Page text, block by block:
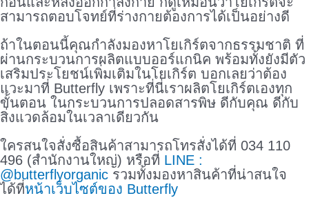
สามารถตอบโจทย์ที่ร่างกายต้องการได้เป็นอย่างดี
ถ้าในตอนนี้คุณกำลังมองหาโยเกิร์ตจากธรรมชาติ ที่
ผ่านกระบวนการผลิตแบบออร์แกนิค พร้อมทั้งยังมีตัว
เสริมประโยชน์เพิ่มเติมในโยเกิร์ต บอกเลยว่าต้อง
แวะมาที่ Butterfly เพราะที่นี่เราผลิตโยเกิร์ตเองทุก
ขั้นตอน ในกระบวนการปลอดสารพิษ ดีกับคุณ ดีกับ
สิ่งแวดล้อมในเวลาเดียวกัน
ใครสนใจสั่งซื้อสินค้าสามารถโทรสั่งได้ที่ 034 110
496 (สำนักงานใหญ่) หรือที่ LINE :
@butterflyorganic รวมทั้งมองหาสินค้าที่น่าสนใจ
ได้ที่หน้าเว็บไซต์ของ Butterfly